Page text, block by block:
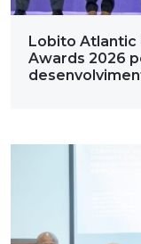
Lobito Atlantic
Awards 2026